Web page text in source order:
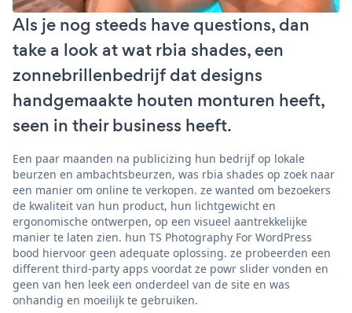
Als je nog steeds have questions, dan
take a look at wat rbia shades, een
zonnebrillenbedrijf dat designs
handgemaakte houten monturen heeft,
seen in their business heeft.
Een paar maanden na publicizing hun bedrijf op lokale
beurzen en ambachtsbeurzen, was rbia shades op zoek naar
een manier om online te verkopen. ze wanted om bezoekers
de kwaliteit van hun product, hun lichtgewicht en
ergonomische ontwerpen, op een visueel aantrekkelijke
manier te laten zien. hun TS Photography For WordPress
bood hiervoor geen adequate oplossing. ze probeerden een
different third-party apps voordat ze powr slider vonden en
geen van hen leek een onderdeel van de site en was
onhandig en moeilijk te gebruiken.